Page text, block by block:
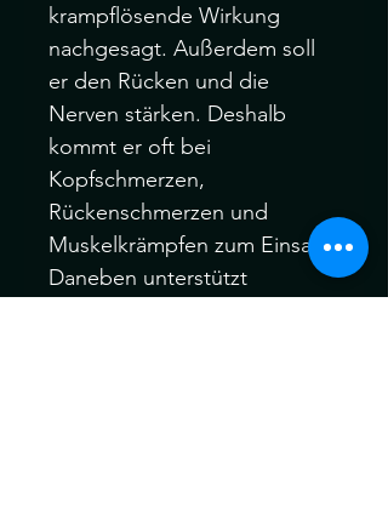
krampflösende Wirkung
nachgesagt. Außerdem soll
er den Rücken und die
Nerven stärken. Deshalb
kommt er oft bei
Kopfschmerzen,
Rückenschmerzen und
Muskelkrämpfen zum Einsatz.
Daneben unterstützt